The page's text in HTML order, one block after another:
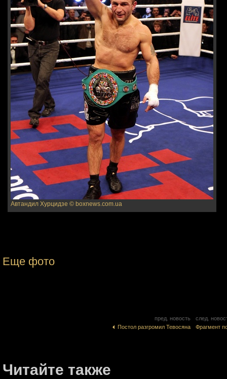
Автандил Хурцидзе © boxnews.com.ua
Еще фото
пред. новость
Постол разгромил Тевосяна
след.
Фрагмент
Читайте также